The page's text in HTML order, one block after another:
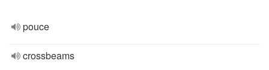
pouce
crossbeams